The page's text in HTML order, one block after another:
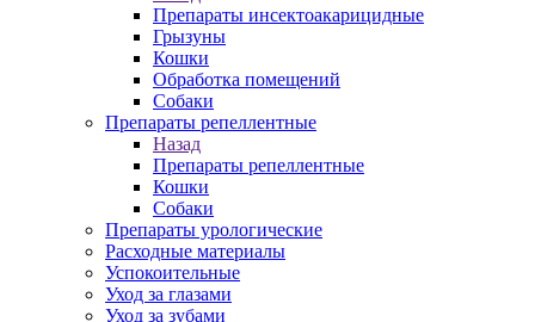
Препараты инсектоакарицидные
Грызуны
Кошки
Обработка помещений
Собаки
Препараты репеллентные
Назад
Препараты репеллентные
Кошки
Собаки
Препараты урологические
Расходные материалы
Успокоительные
Уход за глазами
Уход за зубами